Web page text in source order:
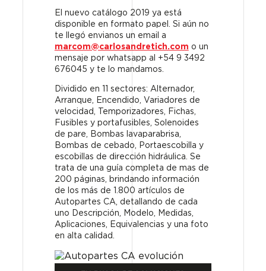
El nuevo catálogo 2019 ya está
disponible en formato papel. Si aún no
te llegó envianos un email a
marcom@carlosandretich.com o un
mensaje por whatsapp al +54 9 3492
676045 y te lo mandamos.
Dividido en 11 sectores: Alternador,
Arranque, Encendido, Variadores de
velocidad, Temporizadores, Fichas,
Fusibles y portafusibles, Solenoides
de pare, Bombas lavaparabrisa,
Bombas de cebado, Portaescobilla y
escobillas de dirección hidráulica. Se
trata de una guía completa de mas de
200 páginas, brindando información
de los más de 1.800 artículos de
Autopartes CA, detallando de cada
uno Descripción, Modelo, Medidas,
Aplicaciones, Equivalencias y una foto
en alta calidad.